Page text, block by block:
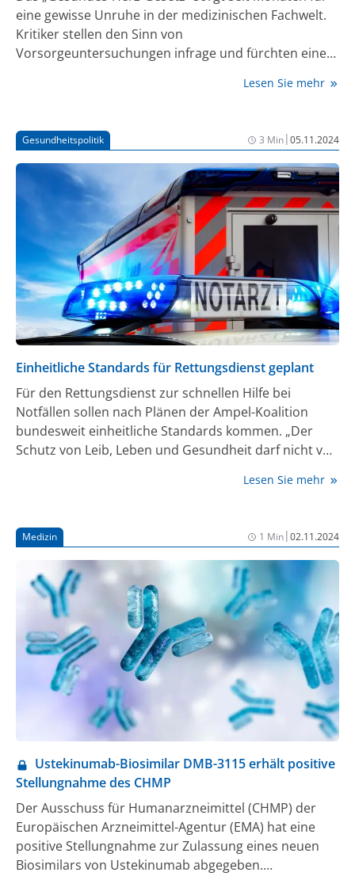
eine gewisse Unruhe in der medizinischen Fachwelt.
Kritiker stellen den Sinn von
Vorsorgeuntersuchungen infrage und fürchten eine
Fachgesellschaften und die Patientenvertretung
kurz vor der ersten Lesung im Bundestag den
Faktencheck.
Lesen Sie mehr
Gesundheitspolitik 3 Min|05.11.2024
Einheitliche Standards für Rettungsdienst geplant
Für den Rettungsdienst zur schnellen Hilfe bei
Notfällen sollen nach Plänen der Ampel-Koalition
bundesweit einheitliche Standards kommen. „Der
Schutz von Leib, Leben und Gesundheit darf nicht von
Gesundheitsexperte Janosch Dahmen der Deutschen
Qualitätsausschuss aus Ländern und Krankenkassen
sicherstellen, „dass Menschen überall auf die gleiche
hohe Versorgungsqualität, einheitliche Standards
und kooperative Schnittstellen vertrauen können.“
Lesen Sie mehr
Medizin 1 Min|02.11.2024
Ustekinumab-Biosimilar DMB-3115 erhält positive
Stellungnahme des CHMP
Der Ausschuss für Humanarzneimittel (CHMP) der
Europäischen Arzneimittel-Agentur (EMA) hat eine
positive Stellungnahme zur Zulassung eines neuen
Biosimilars von Ustekinumab abgegeben.